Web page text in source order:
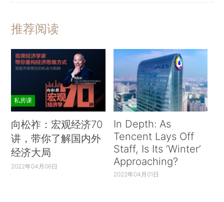
推荐阅读
私房课
向松祚：宏观经济70
讲，带你了解国内外
经济大局
2022年04月06日
In Depth: As
Tencent Lays Off
Staff, Is Its ‘Winter’
Approaching?
2022年04月01日